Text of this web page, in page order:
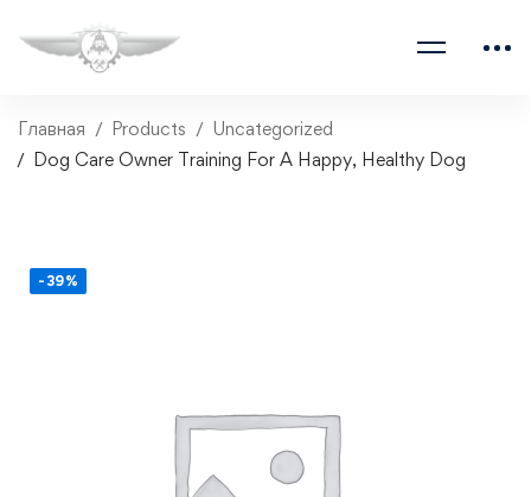
Главная Products
Uncategorized
Dog Care Owner Training For A Happy, Healthy Dog
-39%